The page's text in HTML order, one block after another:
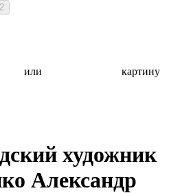
или
картину
художник
Александр